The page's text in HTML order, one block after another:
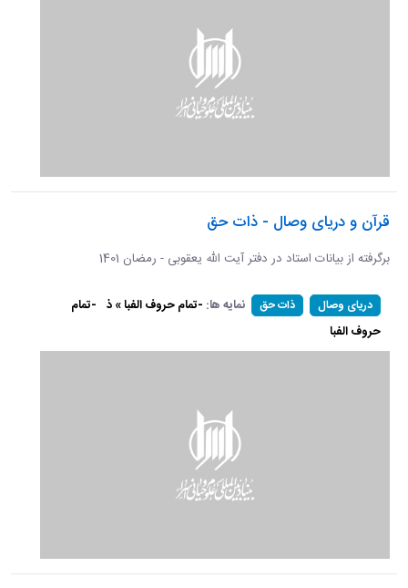
قرآن و دریای وصال - ذات حق
برگرفته از بیانات استاد در دفتر آیت الله یعقوبی - رمضان 1401
دریای وصال ذات حق نمایه ها: -تمام حروف الفبا » ذ -تمام
حروف الفبا